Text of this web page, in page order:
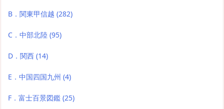
B．関東甲信越 (282)
C．中部北陸 (95)
D．関西 (14)
E．中国四国九州 (4)
F．富士百景図鑑 (25)